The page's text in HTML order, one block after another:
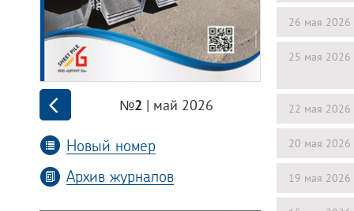
№2 | май 2026
Новый номер
Архив журналов
26 мая 2026
25 мая 2026
22 мая 2026
20 мая 2026
19 мая 2026